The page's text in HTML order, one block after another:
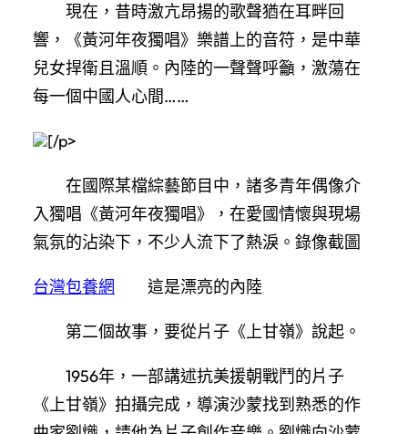
現在，昔時激亢昂揚的歌聲猶在耳畔回
響，《黃河年夜獨唱》樂譜上的音符，是中華
兒女捍衛且溫順。內陸的一聲聲呼籲，激蕩在
每一個中國人心間……
[/p>
在國際某檔綜藝節目中，諸多青年偶像介
入獨唱《黃河年夜獨唱》，在愛國情懷與現場
氣氛的沾染下，不少人流下了熱淚。錄像截圖
台灣包養網 這是漂亮的內陸
第二個故事，要從片子《上甘嶺》說起。
1956年，一部講述抗美援朝戰鬥的片子
《上甘嶺》拍攝完成，導演沙蒙找到熟悉的作